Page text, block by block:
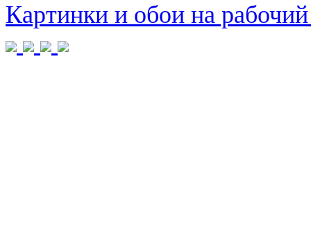
Картинки и обои на